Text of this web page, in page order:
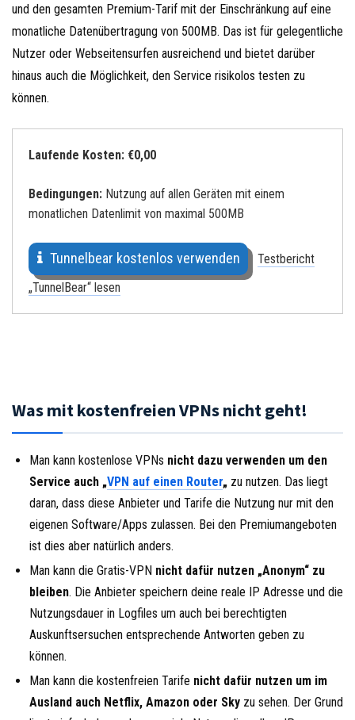
und den gesamten Premium-Tarif mit der Einschränkung auf eine
monatliche Datenübertragung von 500MB. Das ist für gelegentliche
Nutzer oder Webseitensurfen ausreichend und bietet darüber
hinaus auch die Möglichkeit, den Service risikolos testen zu
können.
Laufende Kosten: €0,00
Bedingungen: Nutzung auf allen Geräten mit einem
monatlichen Datenlimit von maximal 500MB
Tunnelbear kostenlos verwenden
Testbericht
„TunnelBear“ lesen
Was mit kostenfreien VPNs nicht geht!
Man kann kostenlose VPNs nicht dazu verwenden um den
Service auch „VPN auf einen Router„ zu nutzen. Das liegt
daran, dass diese Anbieter und Tarife die Nutzung nur mit den
eigenen Software/Apps zulassen. Bei den Premiumangeboten
ist dies aber natürlich anders.
Man kann die Gratis-VPN nicht dafür nutzen „Anonym“ zu
bleiben. Die Anbieter speichern deine reale IP Adresse und die
Nutzungsdauer in Logfiles um auch bei berechtigten
Auskunftsersuchen entsprechende Antworten geben zu
können.
Man kann die kostenfreien Tarife nicht dafür nutzen um im
Ausland auch Netflix, Amazon oder Sky zu sehen. Der Grund